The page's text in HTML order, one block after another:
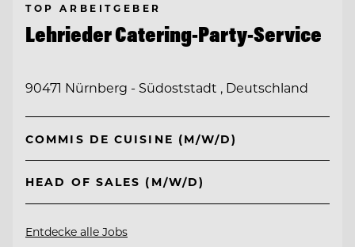
TOP ARBEITGEBER
Lehrieder Catering-Party-Service
90471 Nürnberg - Südoststadt , Deutschland
COMMIS DE CUISINE (M/W/D)
HEAD OF SALES (M/W/D)
Entdecke alle Jobs